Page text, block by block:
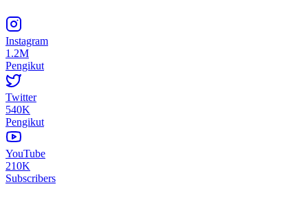
Instagram
1.2M
Pengikut
Twitter
540K
Pengikut
YouTube
210K
Subscribers